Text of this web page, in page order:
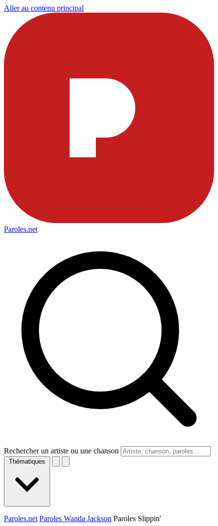
Aller au contenu principal
Paroles.net
Rechercher un artiste ou une chanson
Thématiques
Paroles.net Paroles Wanda Jackson Paroles Slippin'